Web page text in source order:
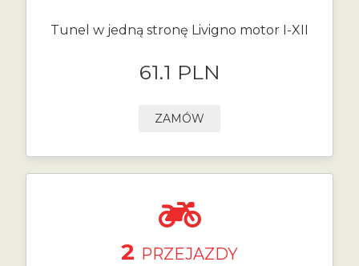
Tunel w jedną stronę Livigno motor I-XII
61.1 PLN
ZAMÓW
2 PRZEJAZDY